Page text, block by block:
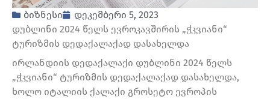
ბიზნესი
დეკემბერი 5, 2023
დუბლინი 2024 წელს ევროკავშირის „ჭკვიანი“
ტურიზმის დედაქალაქად დასახელდა
ირლანდიის დედაქალაქი დუბლინი 2024 წელს
„ჭკვიანი“ ტურიზმის დედაქალაქად დასახელდა,
ხოლო იტალიის ქალაქი გროსეტო ევროპის